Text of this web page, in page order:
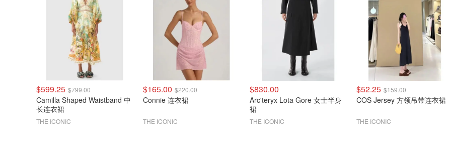
$599.25 $799.00
Camilla Shaped Waistband 中
长连衣裙
THE ICONIC
$165.00 $220.00
Connie 连衣裙
THE ICONIC
$830.00
Arc'teryx Lota Gore 女士半身
裙
THE ICONIC
$52.25 $159.00
COS Jersey 方领吊带连衣裙
THE ICONIC